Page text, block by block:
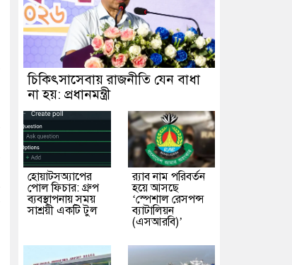
চিকিৎসাসেবায় রাজনীতি যেন বাধা
না হয়: প্রধানমন্ত্রী
হোয়াটসঅ্যাপের
পোল ফিচার: গ্রুপ
ব্যবস্থাপনায় সময়
সাশ্রয়ী একটি টুল
র‌্যাব নাম পরিবর্তন
হয়ে আসছে
‘স্পেশাল রেসপন্স
ব্যাটালিয়ন
(এসআরবি)’